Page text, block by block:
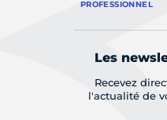
PROFESSIONNEL
Les
Recevez
l'actualité de